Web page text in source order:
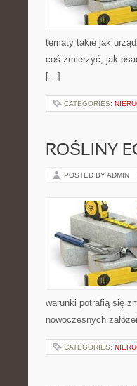
tematy takie jak
coś zmierzyć, jak
[…]
CATEGORIES:
ROŚLINY
POSTED BY ADMIN
warunki potrafią się
nowoczesnych
CATEGORIES: